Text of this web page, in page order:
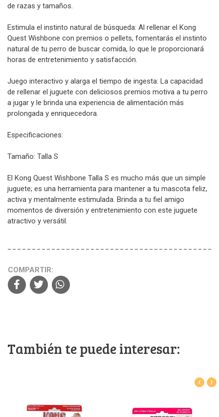
de razas y tamaños.
Estimula el instinto natural de búsqueda: Al rellenar el Kong
Quest Wishbone con premios o pellets, fomentarás el instinto
natural de tu perro de buscar comida, lo que le proporcionará
horas de entretenimiento y satisfacción.
Juego interactivo y alarga el tiempo de ingesta: La capacidad
de rellenar el juguete con deliciosos premios motiva a tu perro
a jugar y le brinda una experiencia de alimentación más
prolongada y enriquecedora.
Especificaciones:
Tamaño: Talla S
El Kong Quest Wishbone Talla S es mucho más que un simple
juguete; es una herramienta para mantener a tu mascota feliz,
activa y mentalmente estimulada. Brinda a tu fiel amigo
momentos de diversión y entretenimiento con este juguete
atractivo y versátil.
COMPARTIR:
También te puede interesar:
‹ ›